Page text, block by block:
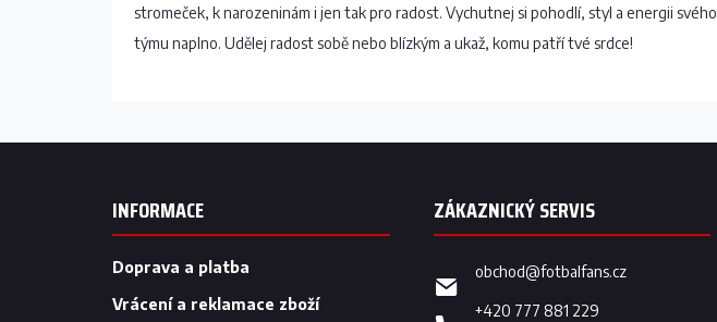
stromeček, k narozeninám i jen tak pro radost. Vychutnej si pohodlí, styl a energii svého
týmu naplno. Udělej radost sobě nebo blízkým a ukaž, komu patří tvé srdce!
Z
INFORMACE
Doprava a platba
Vrácení a reklamace zboží
obchod@fotbalfans.cz
+420 777 881 229